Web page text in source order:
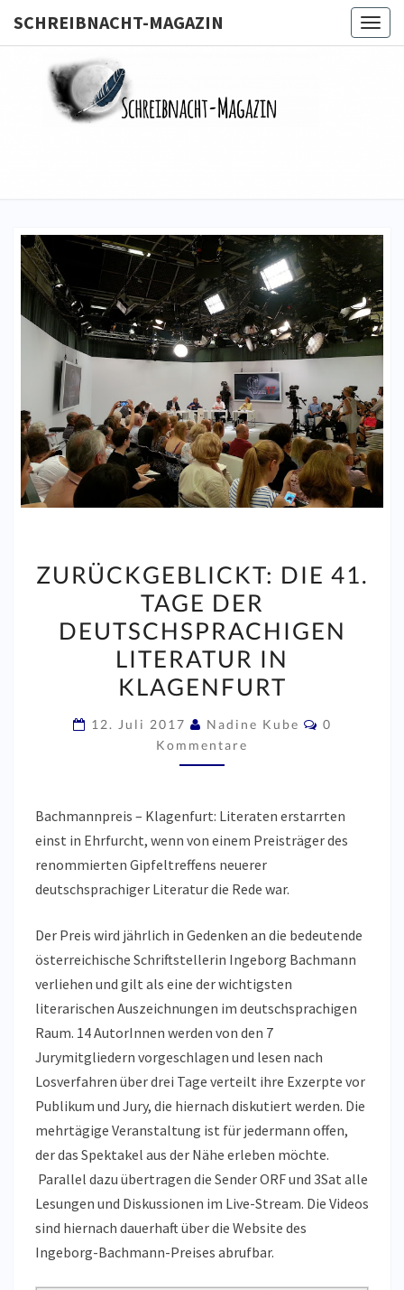
SCHREIBNACHT-MAGAZIN
DIE
41.
TAGE
DER
DEUTSCHSPRACHIGEN
LITERATUR
IN
KLAGENFURT
ZURÜCKGEBLICKT: DIE 41.
TAGE DER
DEUTSCHSPRACHIGEN
LITERATUR IN
KLAGENFURT
12. Juli 2017 Nadine Kube
0
Kommentare
Bachmannpreis – Klagenfurt: Literaten erstarrten
einst in Ehrfurcht, wenn von einem Preisträger des
renommierten Gipfeltreffens neuerer
deutschsprachiger Literatur die Rede war.
Der Preis wird jährlich in Gedenken an die bedeutende
österreichische Schriftstellerin Ingeborg Bachmann
verliehen und gilt als eine der wichtigsten
literarischen Auszeichnungen im deutschsprachigen
Raum. 14 AutorInnen werden von den 7
Jurymitgliedern vorgeschlagen und lesen nach
Losverfahren über drei Tage verteilt ihre Exzerpte vor
Publikum und Jury, die hiernach diskutiert werden. Die
mehrtägige Veranstaltung ist für jedermann offen,
der das Spektakel aus der Nähe erleben möchte.
Parallel dazu übertragen die Sender ORF und 3Sat alle
Lesungen und Diskussionen im Live-Stream. Die Videos
sind hiernach dauerhaft über die Website des
Ingeborg-Bachmann-Preises abrufbar.